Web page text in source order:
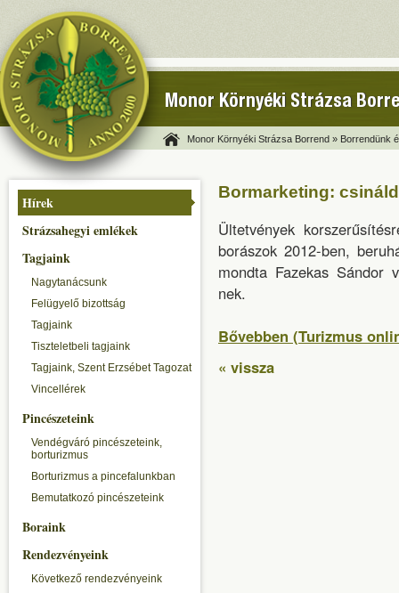
Monor Környéki Strázsa
Monor Környéki Strázsa Borrend » Borrendünk
Hírek
Strázsahegyi emlékek
Tagjaink
Nagytanácsunk
Felügyelő bizottság
Tagjaink
Tiszteletbeli tagjaink
Tagjaink, Szent Erzsébet Tagozat
Vincellérek
Pincészeteink
Vendégváró pincészeteink,
borturizmus
Borturizmus a pincefalunkban
Bemutatkozó pincészeteink
Boraink
Rendezvényeink
Következő rendezvényeink
Bormarketing:
Ültetvények
borászok 2012-ben,
mondta Fazekas Sándor
nek.
Bővebben (Turizmus
« vissza